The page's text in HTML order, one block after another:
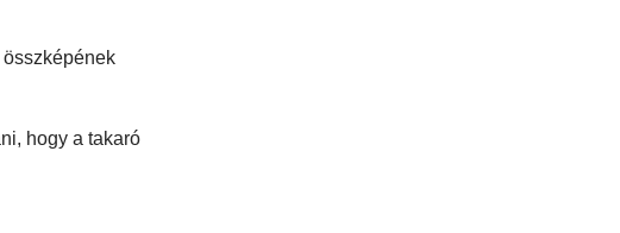
hogy a takaró